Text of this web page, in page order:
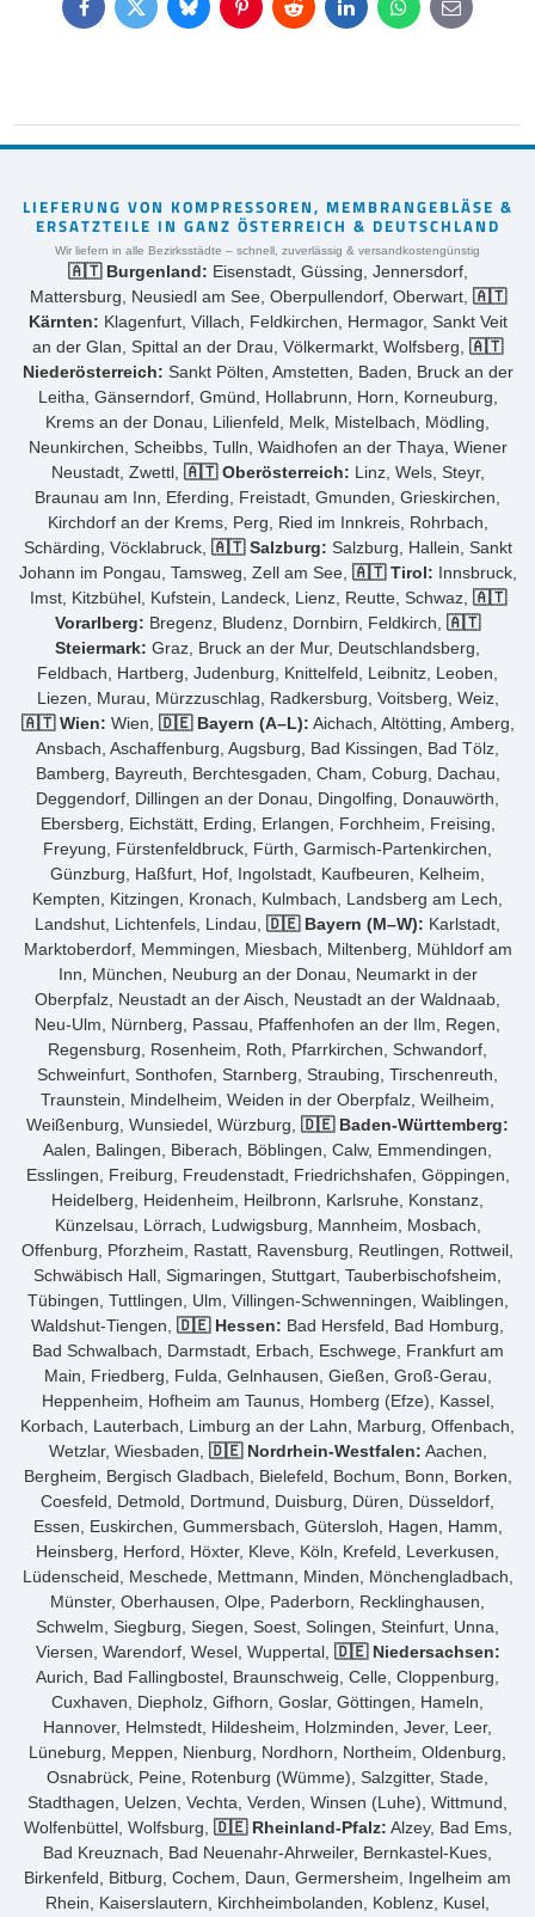
FacebookTwitterBlueskyPinterestReddit LinkedInWhatsApp
E-
mail
LIEFERUNG VON KOMPRESSOREN, MEMBRANGEBLÄSE &
ERSATZTEILE IN GANZ ÖSTERREICH & DEUTSCHLAND
Wir liefern in alle Bezirksstädte – schnell, zuverlässig & versandkostengünstig
🇦🇹 Burgenland: Eisenstadt, Güssing, Jennersdorf,
Mattersburg, Neusiedl am See, Oberpullendorf, Oberwart, 🇦🇹
Kärnten: Klagenfurt, Villach, Feldkirchen, Hermagor, Sankt Veit
an der Glan, Spittal an der Drau, Völkermarkt, Wolfsberg, 🇦🇹
Niederösterreich: Sankt Pölten, Amstetten, Baden, Bruck an der
Leitha, Gänserndorf, Gmünd, Hollabrunn, Horn, Korneuburg,
Krems an der Donau, Lilienfeld, Melk, Mistelbach, Mödling,
Neunkirchen, Scheibbs, Tulln, Waidhofen an der Thaya, Wiener
Neustadt, Zwettl, 🇦🇹 Oberösterreich: Linz, Wels, Steyr,
Braunau am Inn, Eferding, Freistadt, Gmunden, Grieskirchen,
Kirchdorf an der Krems, Perg, Ried im Innkreis, Rohrbach,
Schärding, Vöcklabruck, 🇦🇹 Salzburg: Salzburg, Hallein, Sankt
Johann im Pongau, Tamsweg, Zell am See, 🇦🇹 Tirol: Innsbruck,
Imst, Kitzbühel, Kufstein, Landeck, Lienz, Reutte, Schwaz, 🇦🇹
Vorarlberg: Bregenz, Bludenz, Dornbirn, Feldkirch, 🇦🇹
Steiermark: Graz, Bruck an der Mur, Deutschlandsberg,
Feldbach, Hartberg, Judenburg, Knittelfeld, Leibnitz, Leoben,
Liezen, Murau, Mürzzuschlag, Radkersburg, Voitsberg, Weiz,
🇦🇹 Wien: Wien, 🇩🇪 Bayern (A–L): Aichach, Altötting, Amberg,
Ansbach, Aschaffenburg, Augsburg, Bad Kissingen, Bad Tölz,
Bamberg, Bayreuth, Berchtesgaden, Cham, Coburg, Dachau,
Deggendorf, Dillingen an der Donau, Dingolfing, Donauwörth,
Ebersberg, Eichstätt, Erding, Erlangen, Forchheim, Freising,
Freyung, Fürstenfeldbruck, Fürth, Garmisch-Partenkirchen,
Günzburg, Haßfurt, Hof, Ingolstadt, Kaufbeuren, Kelheim,
Kempten, Kitzingen, Kronach, Kulmbach, Landsberg am Lech,
Landshut, Lichtenfels, Lindau, 🇩🇪 Bayern (M–W): Karlstadt,
Marktoberdorf, Memmingen, Miesbach, Miltenberg, Mühldorf am
Inn, München, Neuburg an der Donau, Neumarkt in der
Oberpfalz, Neustadt an der Aisch, Neustadt an der Waldnaab,
Neu-Ulm, Nürnberg, Passau, Pfaffenhofen an der Ilm, Regen,
Regensburg, Rosenheim, Roth, Pfarrkirchen, Schwandorf,
Schweinfurt, Sonthofen, Starnberg, Straubing, Tirschenreuth,
Traunstein, Mindelheim, Weiden in der Oberpfalz, Weilheim,
Weißenburg, Wunsiedel, Würzburg, 🇩🇪 Baden-Württemberg:
Aalen, Balingen, Biberach, Böblingen, Calw, Emmendingen,
Esslingen, Freiburg, Freudenstadt, Friedrichshafen, Göppingen,
Heidelberg, Heidenheim, Heilbronn, Karlsruhe, Konstanz,
Künzelsau, Lörrach, Ludwigsburg, Mannheim, Mosbach,
Offenburg, Pforzheim, Rastatt, Ravensburg, Reutlingen, Rottweil,
Schwäbisch Hall, Sigmaringen, Stuttgart, Tauberbischofsheim,
Tübingen, Tuttlingen, Ulm, Villingen-Schwenningen, Waiblingen,
Waldshut-Tiengen, 🇩🇪 Hessen: Bad Hersfeld, Bad Homburg,
Bad Schwalbach, Darmstadt, Erbach, Eschwege, Frankfurt am
Main, Friedberg, Fulda, Gelnhausen, Gießen, Groß-Gerau,
Heppenheim, Hofheim am Taunus, Homberg (Efze), Kassel,
Korbach, Lauterbach, Limburg an der Lahn, Marburg, Offenbach,
Wetzlar, Wiesbaden, 🇩🇪 Nordrhein-Westfalen: Aachen,
Bergheim, Bergisch Gladbach, Bielefeld, Bochum, Bonn, Borken,
Coesfeld, Detmold, Dortmund, Duisburg, Düren, Düsseldorf,
Essen, Euskirchen, Gummersbach, Gütersloh, Hagen, Hamm,
Heinsberg, Herford, Höxter, Kleve, Köln, Krefeld, Leverkusen,
Lüdenscheid, Meschede, Mettmann, Minden, Mönchengladbach,
Münster, Oberhausen, Olpe, Paderborn, Recklinghausen,
Schwelm, Siegburg, Siegen, Soest, Solingen, Steinfurt, Unna,
Viersen, Warendorf, Wesel, Wuppertal, 🇩🇪 Niedersachsen:
Aurich, Bad Fallingbostel, Braunschweig, Celle, Cloppenburg,
Cuxhaven, Diepholz, Gifhorn, Goslar, Göttingen, Hameln,
Hannover, Helmstedt, Hildesheim, Holzminden, Jever, Leer,
Lüneburg, Meppen, Nienburg, Nordhorn, Northeim, Oldenburg,
Osnabrück, Peine, Rotenburg (Wümme), Salzgitter, Stade,
Stadthagen, Uelzen, Vechta, Verden, Winsen (Luhe), Wittmund,
Wolfenbüttel, Wolfsburg, 🇩🇪 Rheinland-Pfalz: Alzey, Bad Ems,
Bad Kreuznach, Bad Neuenahr-Ahrweiler, Bernkastel-Kues,
Birkenfeld, Bitburg, Cochem, Daun, Germersheim, Ingelheim am
Rhein, Kaiserslautern, Kirchheimbolanden, Koblenz, Kusel,